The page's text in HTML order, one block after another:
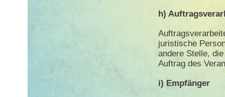
h)
juristische
andere Stelle,
Auftrag des
i) Empfänger